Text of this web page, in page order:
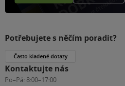
Potřebujete s něčím poradit?
Často kladené dotazy
Kontaktujte nás
Po–Pá: 8:00–17:00